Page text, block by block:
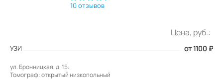
10 отзывов
Цена, руб.:
УЗИ от 1100 ₽
ул. Бронницкая, д. 15.
Томограф: открытый низкопольный